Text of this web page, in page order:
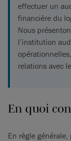
effectuer un
financière du
Nous
l’institution
relations avec
En quoi
En règle